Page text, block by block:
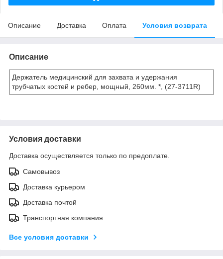
Описание Доставка Оплата Условия возврата
Описание
Держатель медицинский для захвата и удержания
трубчатых костей и ребер, мощный, 260мм. *, (27-3711R)
Условия доставки
Доставка осуществляется только по предоплате.
Самовывоз
Доставка курьером
Доставка почтой
Транспортная компания
Все условия доставки